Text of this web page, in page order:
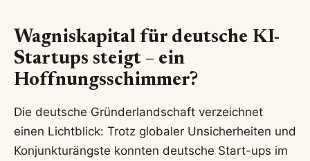
Wagniskapital für deutsche KI-
Startups steigt – ein
Hoffnungsschimmer?
Die deutsche Gründerlandschaft verzeichnet
einen Lichtblick: Trotz globaler Unsicherheiten und
Konjunkturängste konnten deutsche Start-ups im